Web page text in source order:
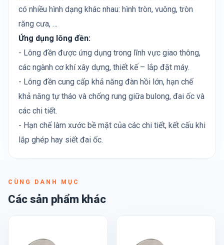
có nhiều hình dạng khác nhau: hình tròn, vuông, tròn
răng cưa, …
Ứng dụng lông đền:
- Lông đền được ứng dụng trong lĩnh vực giao thông,
các ngành cơ khí xây dựng, thiết kế – lắp đặt máy.
- Lông đền cung cấp khả năng đàn hồi lớn, hạn chế
khả năng tự tháo và chống rung giữa bulong, đai ốc và
các chi tiết.
- Hạn chế làm xước bề mặt của các chi tiết, kết cấu khi
lắp ghép hay siết đai ốc.
CÙNG DANH MỤC
Các sản phẩm khác